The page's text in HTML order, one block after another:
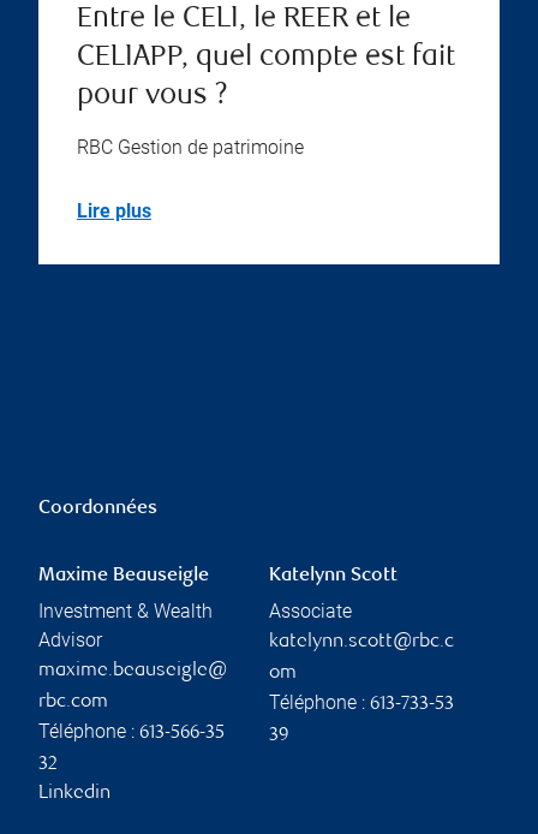
Entre le CELI, le REER et le
CELIAPP, quel compte est fait
pour vous ?
RBC Gestion de patrimoine
Lire plus
Coordonnées
Maxime Beauseigle
Investment & Wealth
Advisor
maxime.beauseigle@
rbc.com
Téléphone : 613-566-35
32
Linkedin
Katelynn Scott
Associate
katelynn.scott@rbc.c
om
Téléphone : 613-733-53
39